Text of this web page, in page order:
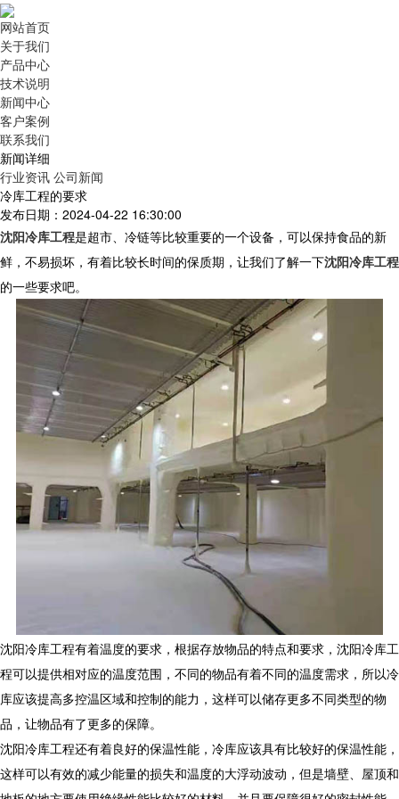
网站首页
关于我们
产品中心
技术说明
新闻中心
客户案例
联系我们
新闻详细
行业资讯 公司新闻
冷库工程的要求
发布日期：2024-04-22 16:30:00
沈阳冷库工程是超市、冷链等比较重要的一个设备，可以保持食品的新
鲜，不易损坏，有着比较长时间的保质期，让我们了解一下沈阳冷库工程
的一些要求吧。
沈阳冷库工程有着温度的要求，根据存放物品的特点和要求，沈阳冷库工
程可以提供相对应的温度范围，不同的物品有着不同的温度需求，所以冷
库应该提高多控温区域和控制的能力，这样可以储存更多不同类型的物
品，让物品有了更多的保障。
沈阳冷库工程还有着良好的保温性能，冷库应该具有比较好的保温性能，
这样可以有效的减少能量的损失和温度的大浮动波动，但是墙壁、屋顶和